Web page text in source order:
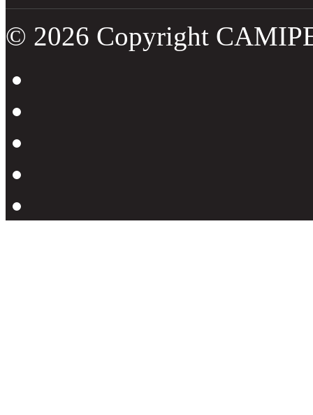
© 2026 Copyright